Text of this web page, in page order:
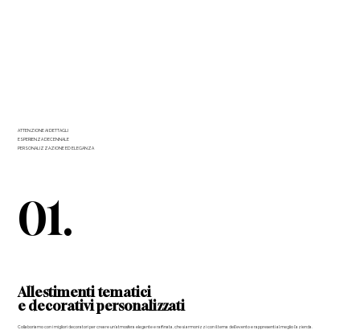
ATTENZIONE AI DETTAGLI
ESPERIENZA DECENNALE
PERSONALIZZAZIONE ED ELEGANZA
01.
Allestimenti tematici
e decorativi personalizzati
Collaboriamo con i migliori decoratori per creare un’atmosfera elegante e raffinata, che si armonizzi con il tema dell’evento e rappresenti al meglio l’azienda.